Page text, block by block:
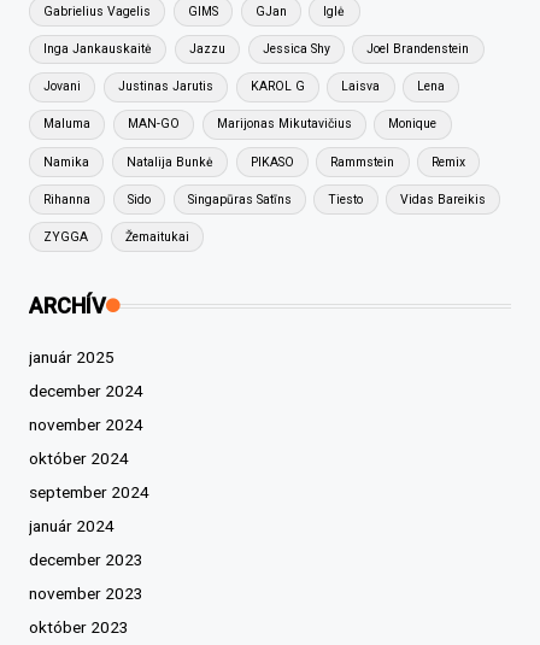
Gabrielius Vagelis GIMS GJan Iglė
Inga Jankauskaitė Jazzu Jessica Shy Joel Brandenstein
Jovani Justinas Jarutis KAROL G Laisva Lena
Maluma MAN-GO Marijonas Mikutavičius Monique
Namika Natalija Bunkė PIKASO Rammstein Remix
Rihanna Sido Singapūras Satīns Tiesto Vidas Bareikis
ZYGGA Žemaitukai
ARCHÍV
január 2025
december 2024
november 2024
október 2024
september 2024
január 2024
december 2023
november 2023
október 2023